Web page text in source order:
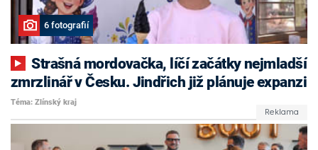
6 fotografií
Strašná mordovačka, líčí začátky nejmladší
zmrzlinář v Česku. Jindřich již plánuje expanzi
Téma: Zlínský kraj